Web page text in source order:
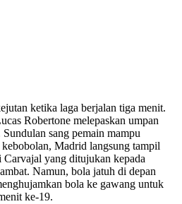
ketika laga berjalan tiga menit.
Robertone melepaskan umpan
sang pemain mampu
Madrid langsung tampil
yang ditujukan kepada
Namun, bola jatuh di depan
bola ke gawang untuk
ke-19.